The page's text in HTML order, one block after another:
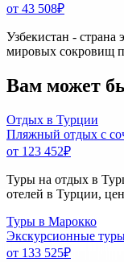
от 43 508₽
Узбекистан - страна
мировых сокровищ
Вам может
Отдых в Турции
Пляжный отдых с
от 123 452₽
Туры на отдых в
отелей в Турции,
Туры в Марокко
Экскурсионные
от 133 525₽